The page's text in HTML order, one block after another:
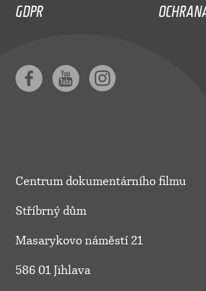
GDPR
Centrum dokumentárního filmu
Stříbrný dům
Masarykovo náměstí 21
586 01 Jihlava